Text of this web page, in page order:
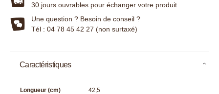
30 jours ouvrables pour échanger votre produit
Une question ? Besoin de conseil ?
Tél : 04 78 45 42 27 (non surtaxé)
Caractéristiques
Longueur (cm) 42,5